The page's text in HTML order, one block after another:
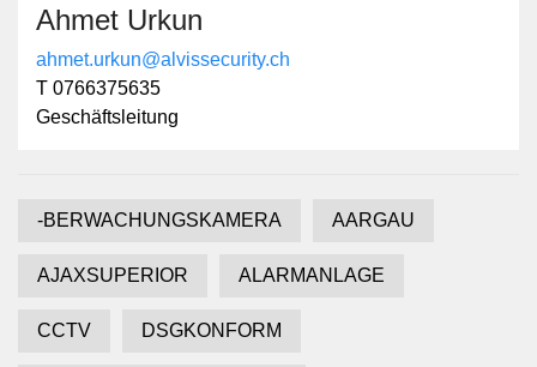
Ahmet Urkun
ahmet.urkun@alvissecurity.ch
T 0766375635
Geschäftsleitung
-BERWACHUNGSKAMERA AARGAU
AJAXSUPERIOR ALARMANLAGE
CCTV DSGKONFORM